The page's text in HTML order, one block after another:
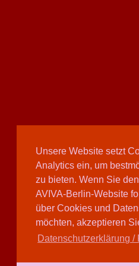
Unsere Website setzt
Analytics ein, um
zu bieten. Wenn Sie
AVIVA-Berlin-Website
über Cookies und
möchten, akzeptieren
Datenschutzerklärung /